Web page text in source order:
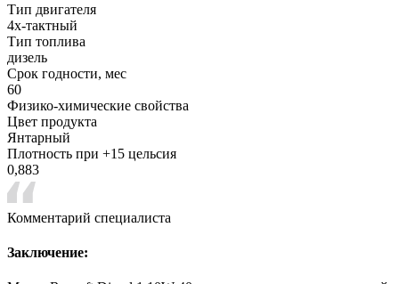
Тип двигателя
4х-тактный
Тип топлива
дизель
Срок годности, мес
60
Физико-химические свойства
Цвет продукта
Янтарный
Плотность при +15 цельсия
0,883
Комментарий специалиста
Заключение: